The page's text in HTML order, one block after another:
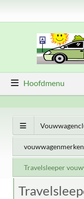
Hoofdmenu
Travelsleeper